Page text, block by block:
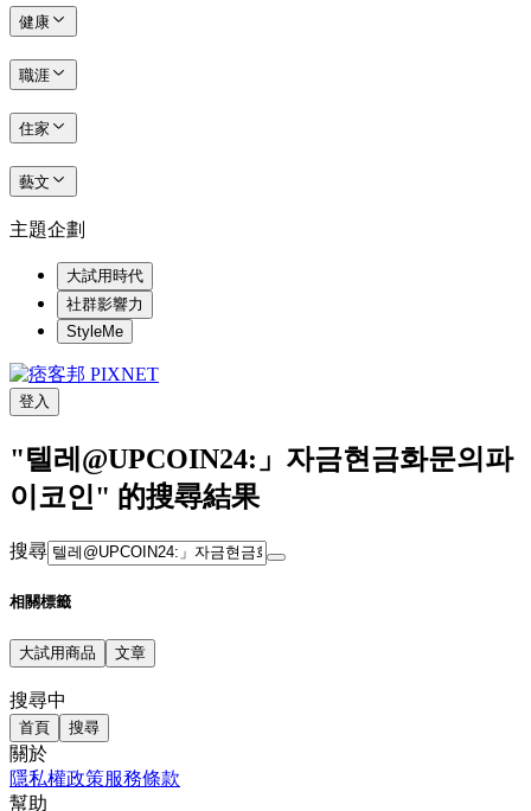
健康
職涯
住家
藝文
主題企劃
大試用時代
社群影響力
StyleMe
登入
"텔레@UPCOIN24:」자금현금화문의파
이코인" 的搜尋結果
搜尋
相關標籤
大試用商品 文章
搜尋中
首頁 搜尋
關於
隱私權政策服務條款
幫助